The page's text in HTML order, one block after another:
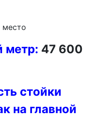
место
метр: 47 600
стойки
на главной